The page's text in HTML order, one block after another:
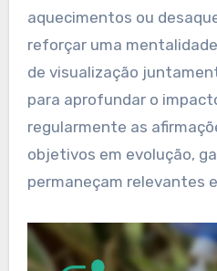
aquecimentos ou
reforçar uma
de visualização
para aprofundar o
regularmente as
objetivos em evolução,
permaneçam relevantes